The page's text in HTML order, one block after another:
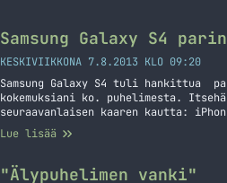
Samsung Galaxy S4
KESKIVIIKKONA 7.8.2013 KLO 09:20
Samsung Galaxy S4 tuli hankittua
kokemuksiani ko. puhelimesta.
seuraavanlaisen kaaren kautta:
hieman tuolla Windows Phone
siirryin takaisin iPhoneen
Lue lisää
"Älypuhelimen vanki"